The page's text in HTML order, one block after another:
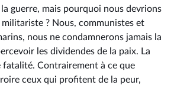
guerre, mais pourquoi nous devrions
? Nous, communistes et
nous ne condamnerons jamais la
les dividendes de la paix. La
fatalité. Contrairement à ce que
ceux qui profitent de la peur,